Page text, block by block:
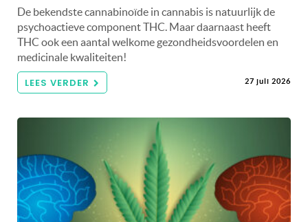
De bekendste cannabinoïde in cannabis is natuurlijk de
psychoactieve component THC. Maar daarnaast heeft
THC ook een aantal welkome gezondheidsvoordelen en
medicinale kwaliteiten!
LEES VERDER 27 juli 2026